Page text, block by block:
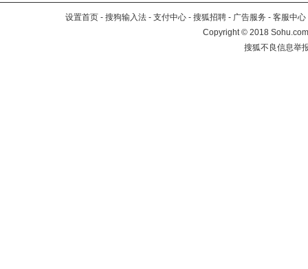
设置首页 - 搜狗输入法 - 支付中心 - 搜狐招聘 - 广告服务 - 客服中心
Copyright©2018
搜狐不良信息举